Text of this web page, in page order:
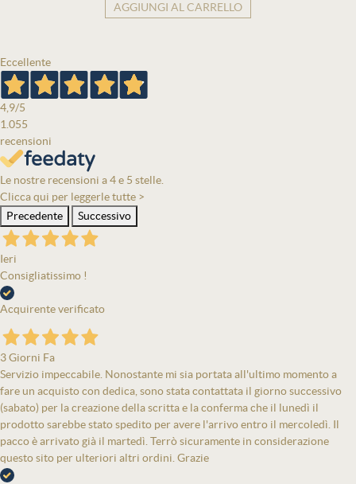
AGGIUNGI AL CARRELLO
Eccellente
4,9/5
1.055
recensioni
Le nostre recensioni a 4 e 5 stelle.
Clicca qui per leggerle tutte >
Precedente
Successivo
Ieri
Consigliatissimo !
Acquirente verificato
3 Giorni Fa
Servizio impeccabile. Nonostante mi sia portata all'ultimo momento a
fare un acquisto con dedica, sono stata contattata il giorno successivo
(sabato) per la creazione della scritta e la conferma che il lunedì il
prodotto sarebbe stato spedito per avere l'arrivo entro il mercoledì. Il
pacco è arrivato già il martedì. Terrò sicuramente in considerazione
questo sito per ulteriori altri ordini. Grazie